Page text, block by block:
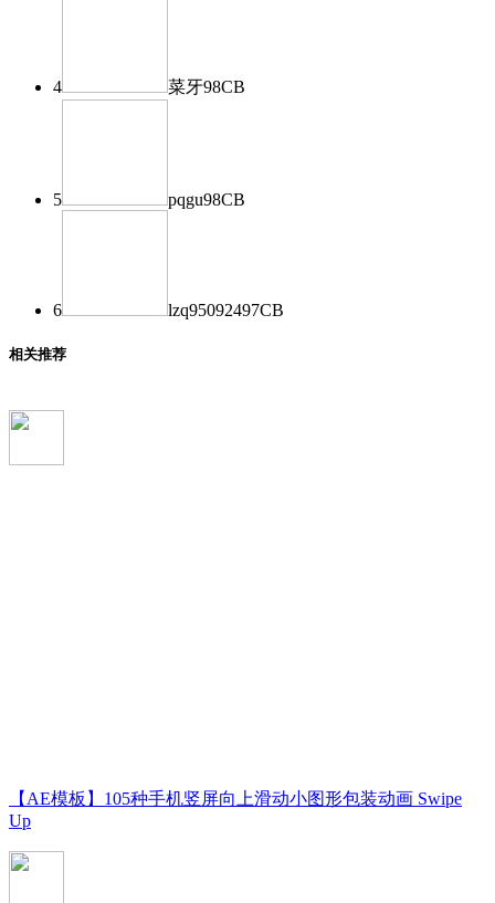
4 菜牙98CB
5 pqgu98CB
6 lzq95092497CB
相关推荐
【AE模板】105种手机竖屏向上滑动小图形包装动画 Swipe
Up